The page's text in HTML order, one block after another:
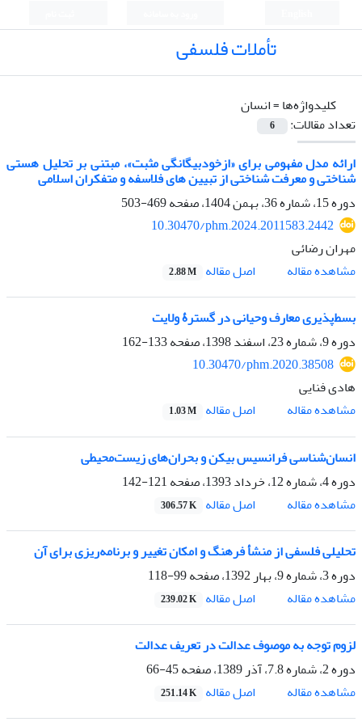
تأملات فلسفی
کلیدواژه‌ها =انسان
تعداد مقالات:
6
ارائه مدل مفهومی برای «ازخودبیگانگی مثبت»، مبتنی بر تحلیل هستی
شناختی و معرفت شناختی از تبیین های فلاسفه و متفکران اسلامی
دوره 15، شماره 36، بهمن 1404، صفحه
469-503
10.30470/phm.2024.2011583.2442
مهران رضائی
مشاهده مقاله
اصل مقاله 2.88 M
بسط‌پذیری معارف وحیانی در گسترۀ ولایت
دوره 9، شماره 23، اسفند 1398، صفحه
133-162
10.30470/phm.2020.38508
هادی فنایی
مشاهده مقاله
اصل مقاله 1.03 M
انسان‌شناسی فرانسیس بیکن و بحران‌های زیست‌محیطی
دوره 4، شماره 12، خرداد 1393، صفحه
121-142
مشاهده مقاله
اصل مقاله 306.57 K
تحلیلی فلسفی از منشأ فرهنگ و امکان تغییر و برنامه‌ریزی برای آن
دوره 3، شماره 9، بهار 1392، صفحه
99-118
مشاهده مقاله
اصل مقاله 239.02 K
لزوم توجه به موصوف عدالت در تعریف عدالت
دوره 2، شماره 7.8، آذر 1389، صفحه
45-66
مشاهده مقاله
اصل مقاله 251.14 K